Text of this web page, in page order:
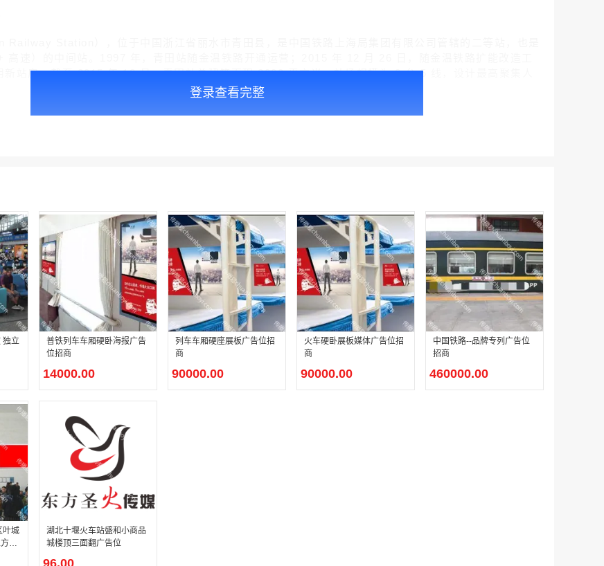
户外广告 天津社区道闸广告 天津小区道闸广告投放价格
￥1100.00
户外广告 河北社区道闸广告 河北小区道闸广告投放价格
￥1100.00
新站房。截至 2015 年 12 月，青田站总建筑面积 8000 平方米，站场规模为 2 台 5 线，设计最高聚集人
登录查看完整
独立
普铁列车车厢硬卧海报广告
位招商
14000.00
列车车厢硬座展板广告位招
商
90000.00
火车硬卧展板媒体广告位招
商
90000.00
中国铁路--品牌专列广告位
招商
460000.00
叶城
电
湖北十堰火车站盛和小商品
城楼顶三面翻广告位
96.00